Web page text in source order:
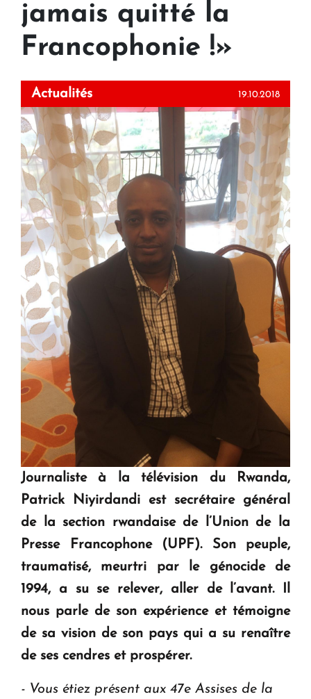
jamais quitté la
Francophonie !»
Actualités 19.10.2018
Journaliste à la télévision du Rwanda,
Patrick Niyirdandi est secrétaire général
de la section rwandaise de l’Union de la
Presse Francophone (UPF). Son peuple,
traumatisé, meurtri par le génocide de
1994, a su se relever, aller de l’avant. Il
nous parle de son expérience et témoigne
de sa vision de son pays qui a su renaître
de ses cendres et prospérer.
- Vous étiez présent aux 47e Assises de la